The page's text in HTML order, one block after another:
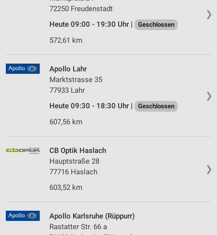
❯
72250 Freudenstadt
Heute 09:00 - 19:30 Uhr |
Geschlossen
572,61 km
❯
Apollo Lahr
Marktstrasse 35
77933 Lahr
Heute 09:30 - 18:30 Uhr |
Geschlossen
607,56 km
❯
CB Optik Haslach
Hauptstraße 28
77716 Haslach
603,52 km
Apollo Karlsruhe (Rüppurr)
Rastatter Str. 66 a